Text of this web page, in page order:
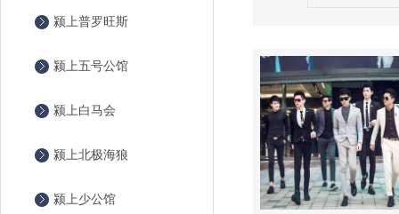
颍上普罗旺斯
颍上五号公馆
颍上白马会
颍上北极海狼
颍上少公馆